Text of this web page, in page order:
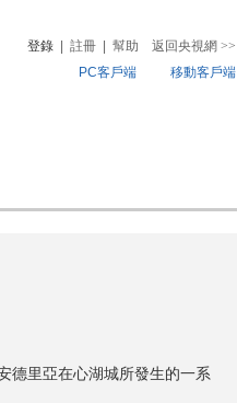
登錄 註冊 幫助 返回央視網 >>
PC客戶端
移動客戶端
德里亞在心湖城所發生的一系